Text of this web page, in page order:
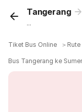
Tangerang
...
Tiket Bus Online ＞ Rute
Bus Tangerang ke